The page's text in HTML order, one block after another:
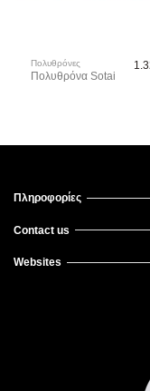
Πολυθρόνες
Πολυθρόνα Sotai
Πληροφορίες
Contact us
Websites